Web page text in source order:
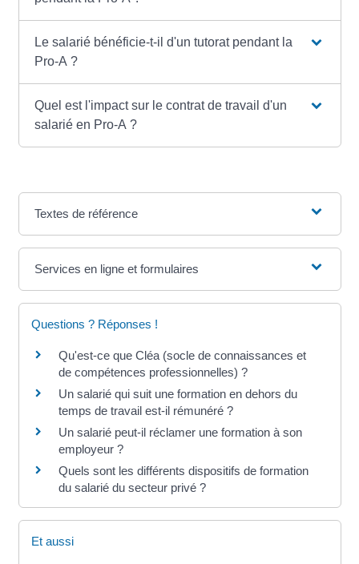
Le salarié bénéficie-t-il d'un tutorat pendant la
Pro-A ?
Quel est l'impact sur le contrat de travail d'un
salarié en Pro-A ?
Textes de référence
Services en ligne et formulaires
Questions ? Réponses !
Qu'est-ce que Cléa (socle de connaissances et
de compétences professionnelles) ?
Un salarié qui suit une formation en dehors du
temps de travail est-il rémunéré ?
Un salarié peut-il réclamer une formation à son
employeur ?
Quels sont les différents dispositifs de formation
du salarié du secteur privé ?
Et aussi